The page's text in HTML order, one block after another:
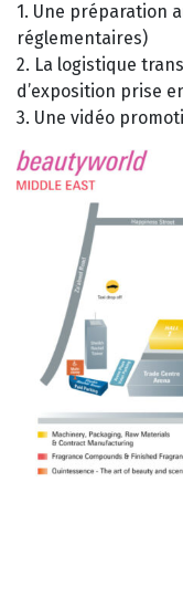
1. Une préparation
réglementaires)
2. La logistique
d’exposition prise
3. Une vidéo